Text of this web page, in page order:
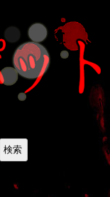
検索